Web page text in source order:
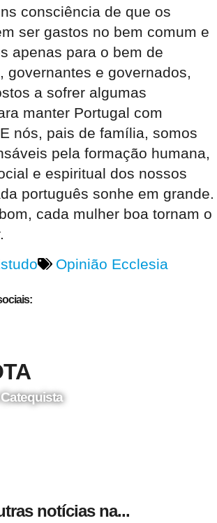
consciência de que os
ser gastos no bem comum e
apenas para o bem de
governantes e governados,
a sofrer algumas
manter Portugal com
nós, pais de família, somos
pela formação humana,
e espiritual dos nossos
português sonhe em grande.
cada mulher boa tornam o
Opinião Ecclesia
notícias na...